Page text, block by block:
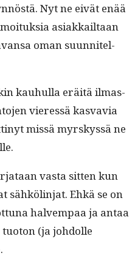
Nyt ne eivät enää
asi­akkail­taan
oman suun­nitel­
kauhul­la eräitä ilmas­
vier­essä kas­vavia
mis­sä myrskyssä ne
vas­ta sit­ten kun
sähkölin­jat. Ehkä se on
halvem­paa ja antaa
(ja johdolle